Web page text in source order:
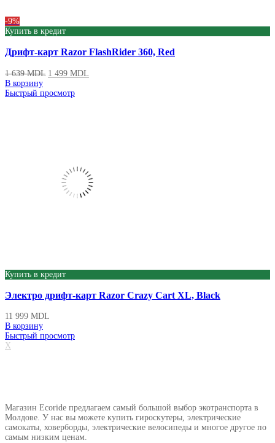
-9%
Купить в кредит
Дрифт-карт Razor FlashRider 360, Red
1 639MDL 1 499 MDL
В корзину
Быстрый просмотр
Купить в кредит
Электро дрифт-карт Razor Crazy Cart XL, Black
11 999 MDL
В корзину
Быстрый просмотр
X
Магазин Ecoride предлагаем самый большой выбор экотранспорта в
Молдове. У нас вы можете купить гироскутеры, электрические
самокаты, ховерборды, электрические велосипеды и многое другое по
самым низким ценам.